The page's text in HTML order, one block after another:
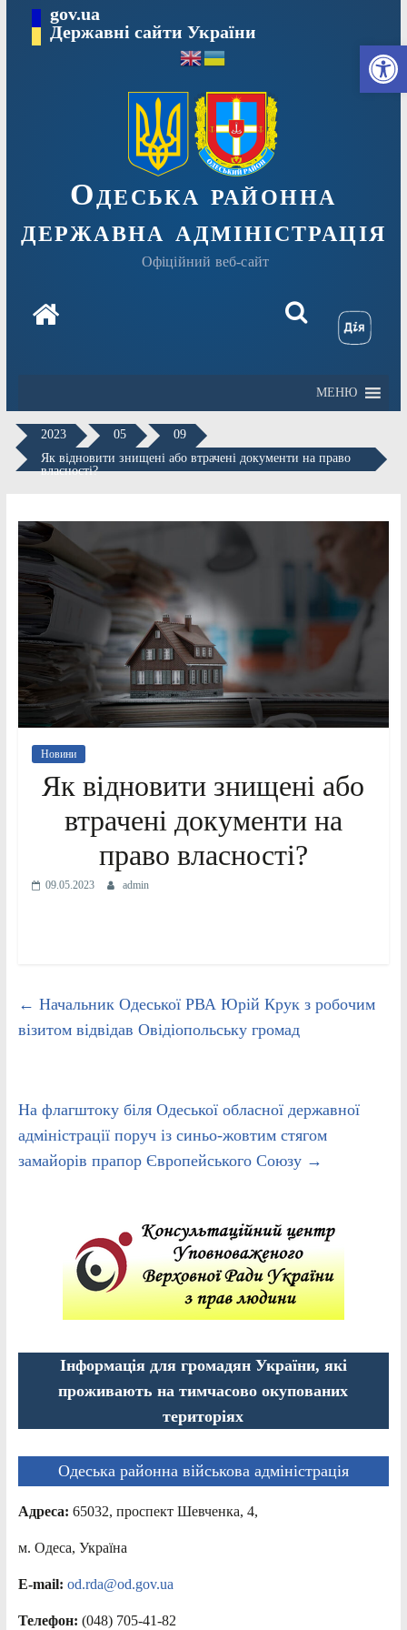
Перейтиgov.ua
Державні сайти України
Одеська районна
державна адміністрація
Офіційний веб-сайт
МЕНЮ
2023 05
09
Як відновити знищені або втрачені документи на право
власності?
Новини
Як відновити знищені або
втрачені документи на
право власності?
09.05.2023 admin
← Начальник Одеської РВА Юрій Крук з робочим
візитом відвідав Овідіопольську громад
На флагштоку біля Одеської обласної державної
адміністрації поруч із синьо-жовтим стягом
замайорів прапор Європейського Союзу →
Інформація для громадян України, які
проживають на тимчасово окупованих
територіях
Одеська районна військова адміністрація
Адреса: 65032, проспект Шевченка, 4,
м. Одеса, Україна
E-mail: od.rda@od.gov.ua
Телефон: (048) 705-41-82